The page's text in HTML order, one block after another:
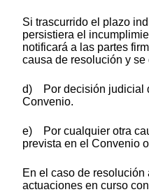
Si trascurrido el plazo
persistiera el
notificará a las partes
causa de resolución y
d) Por decisión judicial
Convenio.
e) Por cualquier otra
prevista en el Convenio
En el caso de
actuaciones en curso